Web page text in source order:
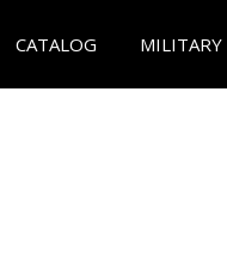
CATALOG MILITARY